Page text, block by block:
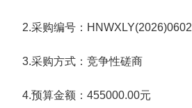
2.采购编号：HNWXLY(2026)0602
3.采购方式：竞争性磋商
4.预算金额：455000.00元